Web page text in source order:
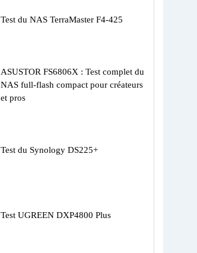
Test du NAS TerraMaster F4-425
ASUSTOR FS6806X : Test complet du
NAS full-flash compact pour créateurs
et pros
Test du Synology DS225+
Test UGREEN DXP4800 Plus